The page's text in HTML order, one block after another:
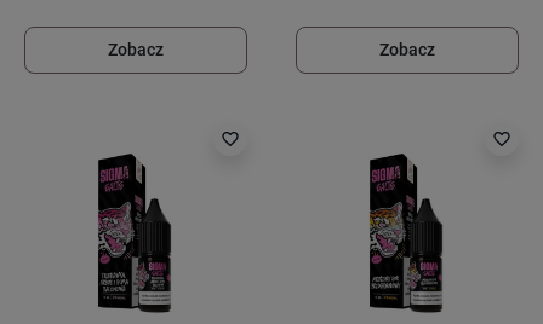
Zobacz Zobacz
favorite_border favorite_border